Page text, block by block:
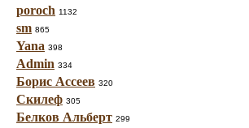
poroch 1132
sm 865
Yana 398
Admin 334
Борис Ассеев 320
Скилеф 305
Белков Альберт 299